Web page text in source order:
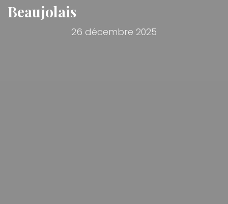
Beaujolais
26 décembre 2025